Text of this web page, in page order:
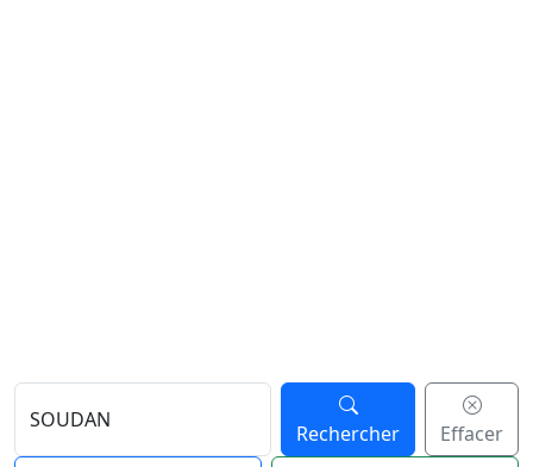
Rechercher Effacer